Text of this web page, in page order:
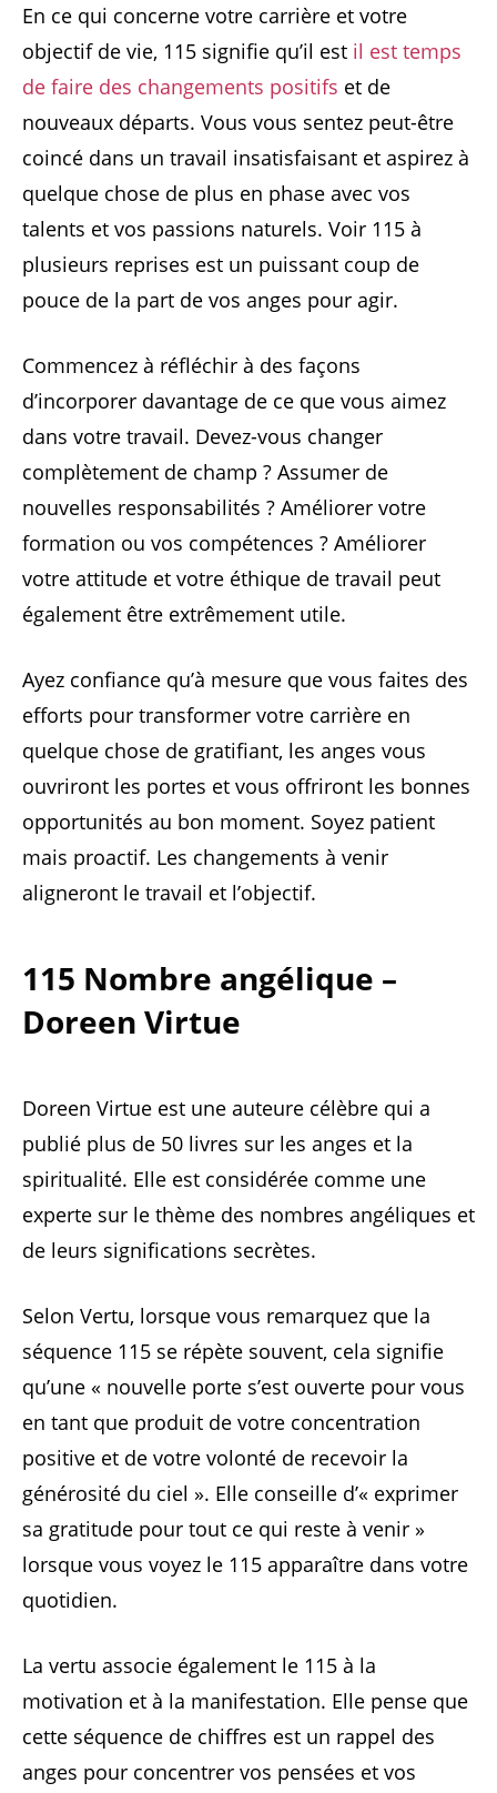
En ce qui concerne votre carrière et votre
objectif de vie, 115 signifie qu’il est il est temps
de faire des changements positifs et de
nouveaux départs. Vous vous sentez peut-être
coincé dans un travail insatisfaisant et aspirez à
quelque chose de plus en phase avec vos
talents et vos passions naturels. Voir 115 à
plusieurs reprises est un puissant coup de
pouce de la part de vos anges pour agir.
Commencez à réfléchir à des façons
d’incorporer davantage de ce que vous aimez
dans votre travail. Devez-vous changer
complètement de champ ? Assumer de
nouvelles responsabilités ? Améliorer votre
formation ou vos compétences ? Améliorer
votre attitude et votre éthique de travail peut
également être extrêmement utile.
Ayez confiance qu’à mesure que vous faites des
efforts pour transformer votre carrière en
quelque chose de gratifiant, les anges vous
ouvriront les portes et vous offriront les bonnes
opportunités au bon moment. Soyez patient
mais proactif. Les changements à venir
aligneront le travail et l’objectif.
115 Nombre angélique –
Doreen Virtue
Doreen Virtue est une auteure célèbre qui a
publié plus de 50 livres sur les anges et la
spiritualité. Elle est considérée comme une
experte sur le thème des nombres angéliques et
de leurs significations secrètes.
Selon Vertu, lorsque vous remarquez que la
séquence 115 se répète souvent, cela signifie
qu’une « nouvelle porte s’est ouverte pour vous
en tant que produit de votre concentration
positive et de votre volonté de recevoir la
générosité du ciel ». Elle conseille d’« exprimer
sa gratitude pour tout ce qui reste à venir »
lorsque vous voyez le 115 apparaître dans votre
quotidien.
La vertu associe également le 115 à la
motivation et à la manifestation. Elle pense que
cette séquence de chiffres est un rappel des
anges pour concentrer vos pensées et vos